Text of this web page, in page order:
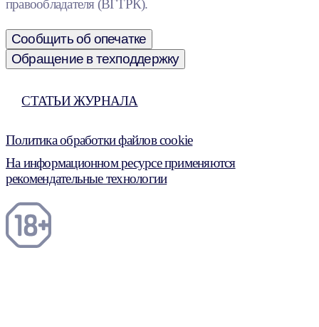
правообладателя (ВГТРК).
Сообщить об опечатке
Обращение в техподдержку
СТАТЬИ ЖУРНАЛА
Политика обработки файлов cookie
На информационном ресурсе применяются
рекомендательные технологии